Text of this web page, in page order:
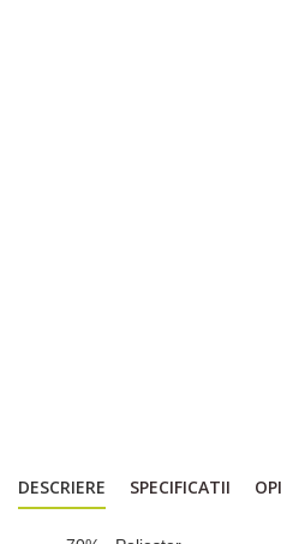
DESCRIERE SPECIFICATII